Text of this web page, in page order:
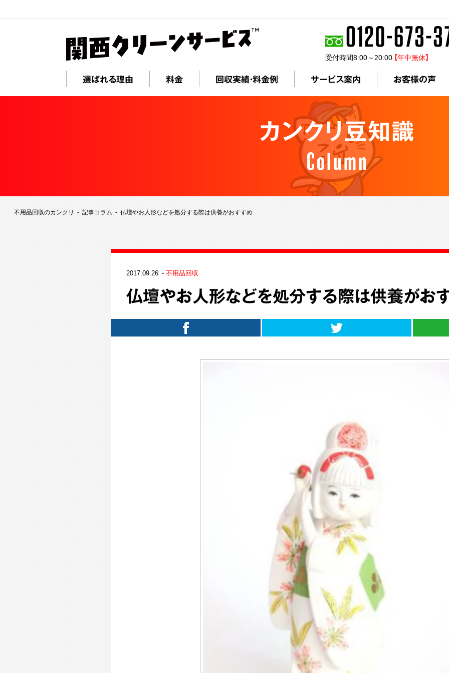
受付時間8:00～20:00 【年中無休】
選ばれる理由 料金 回収実績・料金例 サービス案内 お客様の声
カンクリ豆知識
Column
不用品回収のカンクリ 記事コラム 仏壇やお人形などを処分する際は供養がおすすめ
2017.09.26 不用品回収
仏壇やお人形などを処分する際は供養がお